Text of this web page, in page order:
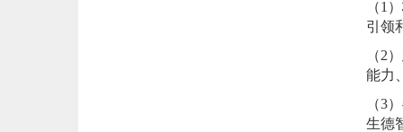
（1）
引领
（2）
能力
（3）
生德